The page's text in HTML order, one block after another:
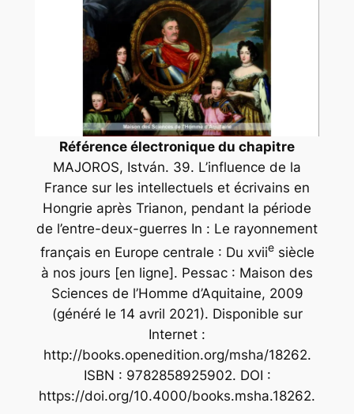
Référence électronique du chapitre
MAJOROS, István. 39. L’influence de la
France sur les intellectuels et écrivains en
Hongrie après Trianon, pendant la période
de l’entre-deux-guerres In : Le rayonnement
français en Europe centrale : Du xviiesiècle
à nos jours [en ligne]. Pessac : Maison des
Sciences de l’Homme d’Aquitaine, 2009
(généré le 14 avril 2021). Disponible sur
Internet :
http://books.openedition.org/msha/18262.
ISBN : 9782858925902. DOI :
https://doi.org/10.4000/books.msha.18262.